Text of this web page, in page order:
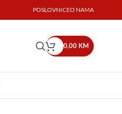
POSLOVNICEO NAMA
0,00 KM